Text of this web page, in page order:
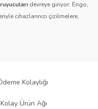
devreye giriyor. Engo,
cihazlarınızı çizilmelere,
tecrübesi ve teknolojiye
Kullanıcı dostu tasarımı
Kolaylığı
Kolay Ürün Ağı